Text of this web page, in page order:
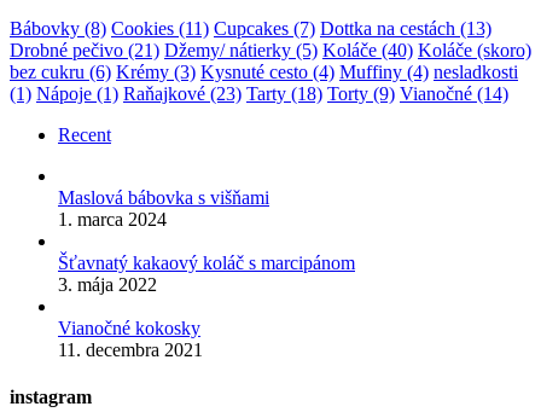
Bábovky (8) Cookies (11) Cupcakes (7) Dottka na cestách (13)
Drobné pečivo (21) Džemy/ nátierky (5) Koláče (40) Koláče (skoro)
bez cukru (6) Krémy (3) Kysnuté cesto (4) Muffiny (4) nesladkosti
(1) Nápoje (1) Raňajkové (23) Tarty (18) Torty (9) Vianočné (14)
Recent
Maslová bábovka s višňami
1. marca 2024
Šťavnatý kakaový koláč s marcipánom
3. mája 2022
Vianočné kokosky
11. decembra 2021
instagram